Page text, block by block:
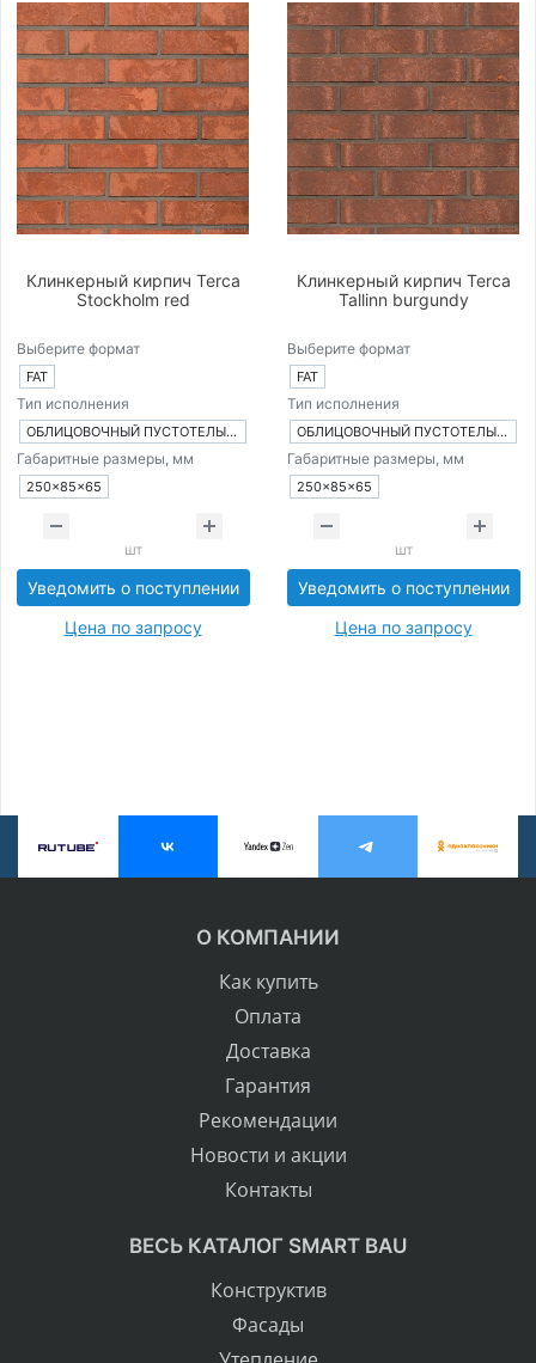
Клинкерный кирпич Terca
Stockholm red
Выберите формат
FAT
Тип исполнения
ОБЛИЦОВОЧНЫЙ ПУСТОТЕЛЫЙ КИРПИЧ
Габаритные размеры, мм
250×85×65
шт
Уведомить о поступлении
Цена по запросу
Клинкерный кирпич Terca
Tallinn burgundy
Выберите формат
FAT
Тип исполнения
ОБЛИЦОВОЧНЫЙ ПУСТОТЕЛЫЙ КИРПИЧ
Габаритные размеры, мм
250×85×65
шт
Уведомить о поступлении
Цена по запросу
О КОМПАНИИ
Как купить
Оплата
Доставка
Гарантия
Рекомендации
Новости и акции
Контакты
ВЕСЬ КАТАЛОГ SMART BAU
Конструктив
Фасады